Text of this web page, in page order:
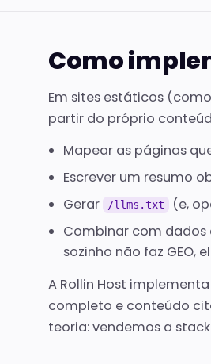
Como
Em sites estáticos
partir do próprio
Mapear as páginas
Escrever um resumo
Gerar
/llms.txt (e,
Combinar com dados
sozinho não faz GEO,
A Rollin Host
completo e conteúdo
teoria: vendemos a